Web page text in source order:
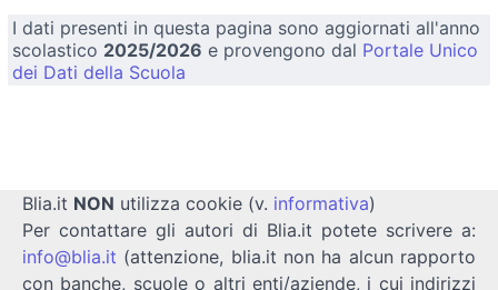
I dati presenti in questa pagina sono aggiornati all'anno
scolastico 2025/2026 e provengono dal Portale Unico
dei Dati della Scuola
Blia.it NON utilizza cookie (v. informativa)
Per contattare gli autori di Blia.it potete scrivere a:
info@blia.it (attenzione, blia.it non ha alcun rapporto
con banche, scuole o altri enti/aziende, i cui indirizzi